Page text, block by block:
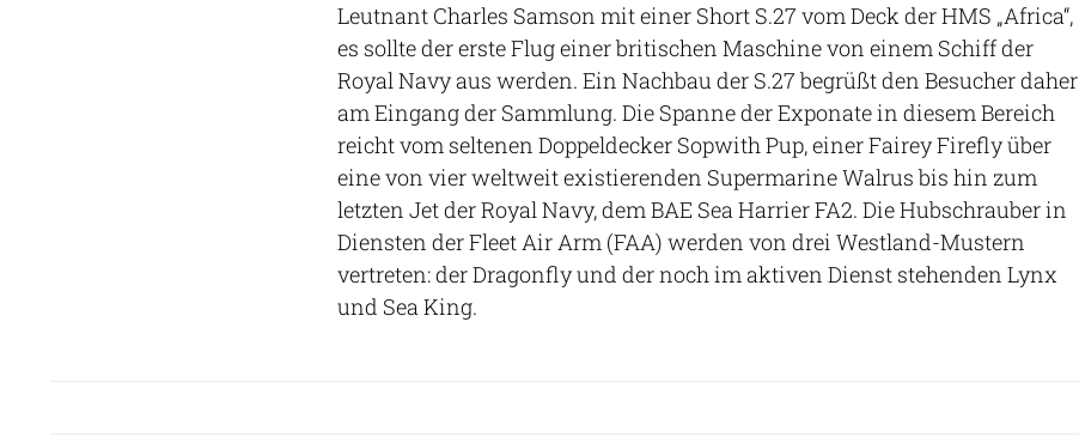
Leutnant Charles Samson mit einer Short S.27 vom Deck der HMS „Africa“,
es sollte der erste Flug einer britischen Maschine von einem Schiff der
Royal Navy aus werden. Ein Nachbau der S.27 begrüßt den Besucher daher
am Eingang der Sammlung. Die Spanne der Exponate in diesem Bereich
reicht vom seltenen Doppeldecker Sopwith Pup, einer Fairey Firefly über
eine von vier weltweit existierenden Supermarine Walrus bis hin zum
letzten Jet der Royal Navy, dem BAE Sea Harrier FA2. Die Hubschrauber in
Diensten der Fleet Air Arm (FAA) werden von drei Westland-Mustern
vertreten: der Dragonfly und der noch im aktiven Dienst stehenden Lynx
und Sea King.